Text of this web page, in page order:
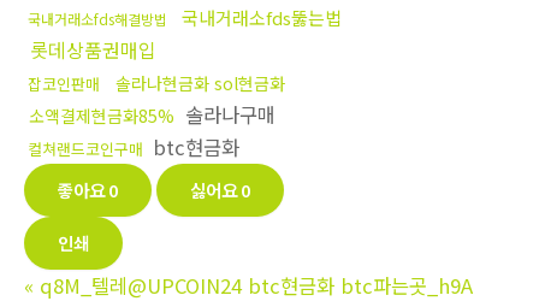
국내거래소fds해결방법 국내거래소fds뚫는법
롯데상품권매입
잡코인판매
솔라나현금화 sol현금화
소액결제현금화85% 솔라나구매
컬쳐랜드코인구매 btc현금화
좋아요0 싫어요0
인쇄
« q8M_텔레@UPCOIN24 btc현금화 btc파는곳_h9A